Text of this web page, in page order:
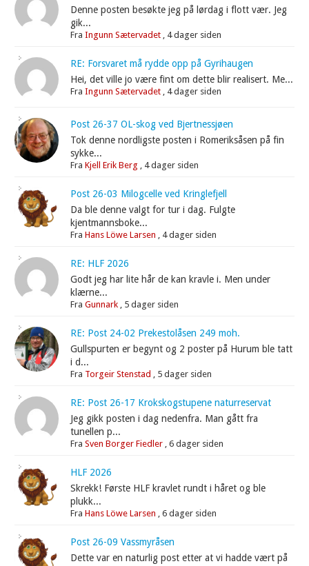
Denne posten besøkte jeg på lørdag i flott vær. Jeg
gik...
FraIngunn Sætervadet , 4 dager siden
RE: Forsvaret må rydde opp på Gyrihaugen
Hei, det ville jo være fint om dette blir realisert. Me...
FraIngunn Sætervadet , 4 dager siden
Post 26-37 OL-skog ved Bjertnessjøen
Tok denne nordligste posten i Romeriksåsen på fin
sykke...
FraKjell Erik Berg , 4 dager siden
Post 26-03 Milogcelle ved Kringlefjell
Da ble denne valgt for tur i dag. Fulgte
kjentmannsboke...
FraHans Löwe Larsen , 4 dager siden
RE: HLF 2026
Godt jeg har lite hår de kan kravle i. Men under
klærne...
FraGunnark , 5 dager siden
RE: Post 24-02 Prekestolåsen 249 moh.
Gullspurten er begynt og 2 poster på Hurum ble tatt
i d...
Fra Torgeir Stenstad , 5 dager siden
RE: Post 26-17 Krokskogstupene naturreservat
Jeg gikk posten i dag nedenfra. Man gått fra
tunellen p...
FraSven Borger Fiedler ,6 dager siden
HLF 2026
Skrekk! Første HLF kravlet rundt i håret og ble
plukk...
FraHans Löwe Larsen ,6 dager siden
Post 26-09 Vassmyråsen
Dette var en naturlig post etter at vi hadde vært på